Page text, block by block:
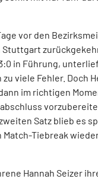
vor den
in Führung,
viele Fehler. Doch
im richtigen
Satz blieb es
Tiebreak
Hannah Seizer